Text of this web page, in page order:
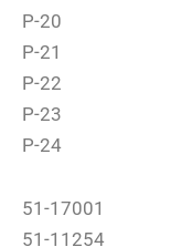
P-20
P-21
P-22
P-23
P-24
51-17001
51-11254